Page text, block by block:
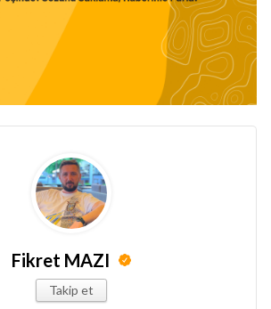
Fikret MAZI
Takip et